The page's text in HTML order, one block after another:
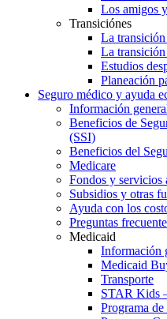
Los amigos
Transiciónes
La
La transición
Estudios
Planeación
Seguro médico y ayuda
Información
Beneficios de
(SSI)
Beneficios del
Medicare
Fondos y servicios
Subsidios y otras
Ayuda con los
Preguntas
Medicaid
Información
Medicaid
Transporte
STAR Kids
Programa